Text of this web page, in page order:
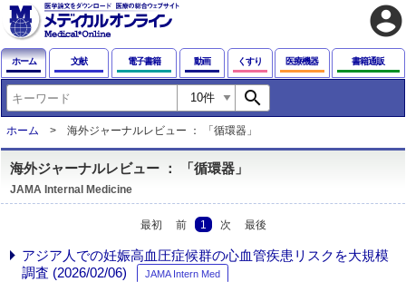
account_circle
ホーム 文献 電子書籍 動画 くすり 医療機器 書籍通販
search
ホーム 海外ジャーナルレビュー ： 「循環器」
海外ジャーナルレビュー ： 「循環器」
JAMA Internal Medicine
最初 前 1 次 最後
アジア人での妊娠高血圧症候群の心血管疾患リスクを大規模
調査 (2026/02/06)
JAMA Intern Med